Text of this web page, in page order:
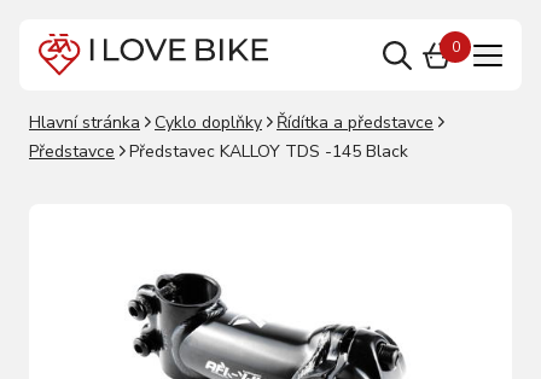
0
Hlavní stránka Cyklo doplňky
Řídítka a představce
Představce
Představec KALLOY TDS -145 Black